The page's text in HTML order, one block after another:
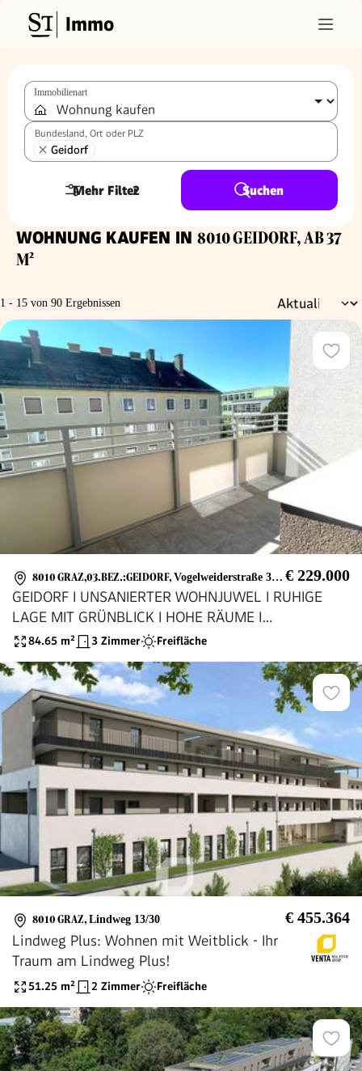
Immo
Immobilienart
Bundesland, Ort oder PLZ
Geidorf
Mehr Filter
2 Suchen
WOHNUNG KAUFEN IN 8010 GEIDORF, AB 37
M²
1 - 15 von 90 Ergebnissen
8010 GRAZ,03.BEZ.:GEIDORF, Vogelweiderstraße 36/6 € 229.000
GEIDORF I UNSANIERTER WOHNJUWEL I RUHIGE
LAGE MIT GRÜNBLICK I HOHE RÄUME I
ALTBAUCHARME MIT PARKETT I BAD MIT
84.65 m² 3 Zimmer Freifläche
8010 GRAZ, Lindweg 13/30 € 455.364
Lindweg Plus: Wohnen mit Weitblick - Ihr
Traum am Lindweg Plus!
51.25 m² 2 Zimmer Freifläche